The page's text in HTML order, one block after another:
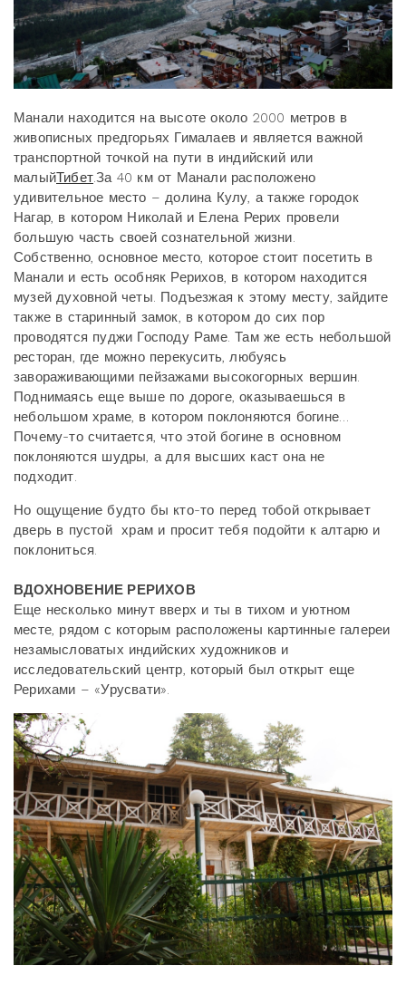
Манали находится на высоте около 2000 метров в
живописных предгорьях Гималаев и является важной
транспортной точкой на пути в индийский или
малыйТибет.За 40 км от Манали расположено
удивительное место – долина Кулу, а также городок
Нагар, в котором Николай и Елена Рерих провели
большую часть своей сознательной жизни.
Собственно, основное место, которое стоит посетить в
Манали и есть особняк Рерихов, в котором находится
музей духовной четы. Подъезжая к этому месту, зайдите
также в старинный замок, в котором до сих пор
проводятся пуджи Господу Раме. Там же есть небольшой
ресторан, где можно перекусить, любуясь
завораживающими пейзажами высокогорных вершин.
Поднимаясь еще выше по дороге, оказываешься в
небольшом храме, в котором поклоняются богине…
Почему-то считается, что этой богине в основном
поклоняются шудры, а для высших каст она не
подходит.
Но ощущение будто бы кто-то перед тобой открывает
дверь в пустой храм и просит тебя подойти к алтарю и
поклониться.
ВДОХНОВЕНИЕ РЕРИХОВ
Еще несколько минут вверх и ты в тихом и уютном
месте, рядом с которым расположены картинные галереи
незамысловатых индийских художников и
исследовательский центр, который был открыт еще
Рерихами – «Урусвати».